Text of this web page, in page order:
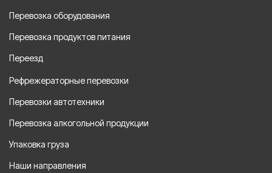
Перевозка оборудования
Перевозка продуктов питания
Переезд
Рефрежераторные перевозки
Перевозки автотехники
Перевозка алкогольной продукции
Упаковка груза
Наши направления